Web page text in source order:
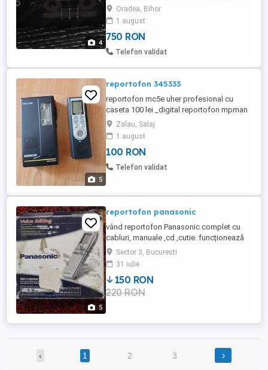
4
un model de top din seria sa, rar și extrem
de căutat de colecționari datorită
funcțiilor audio avansate, greu de găsit pe
aparate portabile cu înregistrare. Aparatul
este complet funcțional, testat și gata de
Oradea, Bihor
1 august
750 RON
Telefon validat
5
reportofon 345333
reportofon mc5e uher profesional cu
caseta 100 lei _digital reportofon mpman
icr_200 40 lei
Zalau, Salaj
1 august
100 RON
Telefon validat
5
reportofon panasonic
vând reportofon Panasonic complet cu
cabluri, manuale ,cd ,cutie. funcționează
cu baterii.Predarea se face in zona metrou
piata muncii , piata Alba Iulia , sau baba
novac.
Sector 3, Bucuresti
31 iulie
150 RON
220 RON
‹ 1 2 3 ›